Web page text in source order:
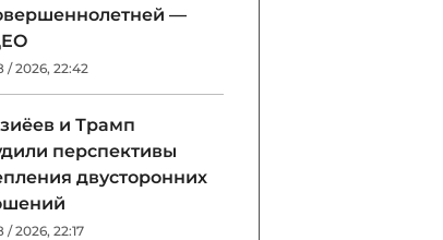
—
/ 2026, 22:42
и Трамп
перспективы
двусторонних
/ 2026, 22:17